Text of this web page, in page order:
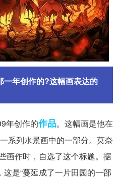
一年创作的?这幅画表达的
年创作的作品。这幅画是他在
系列水景画中的一部分。莫奈
画作时，自选了这个标题。据
是“蔓延成了一片田园的一部